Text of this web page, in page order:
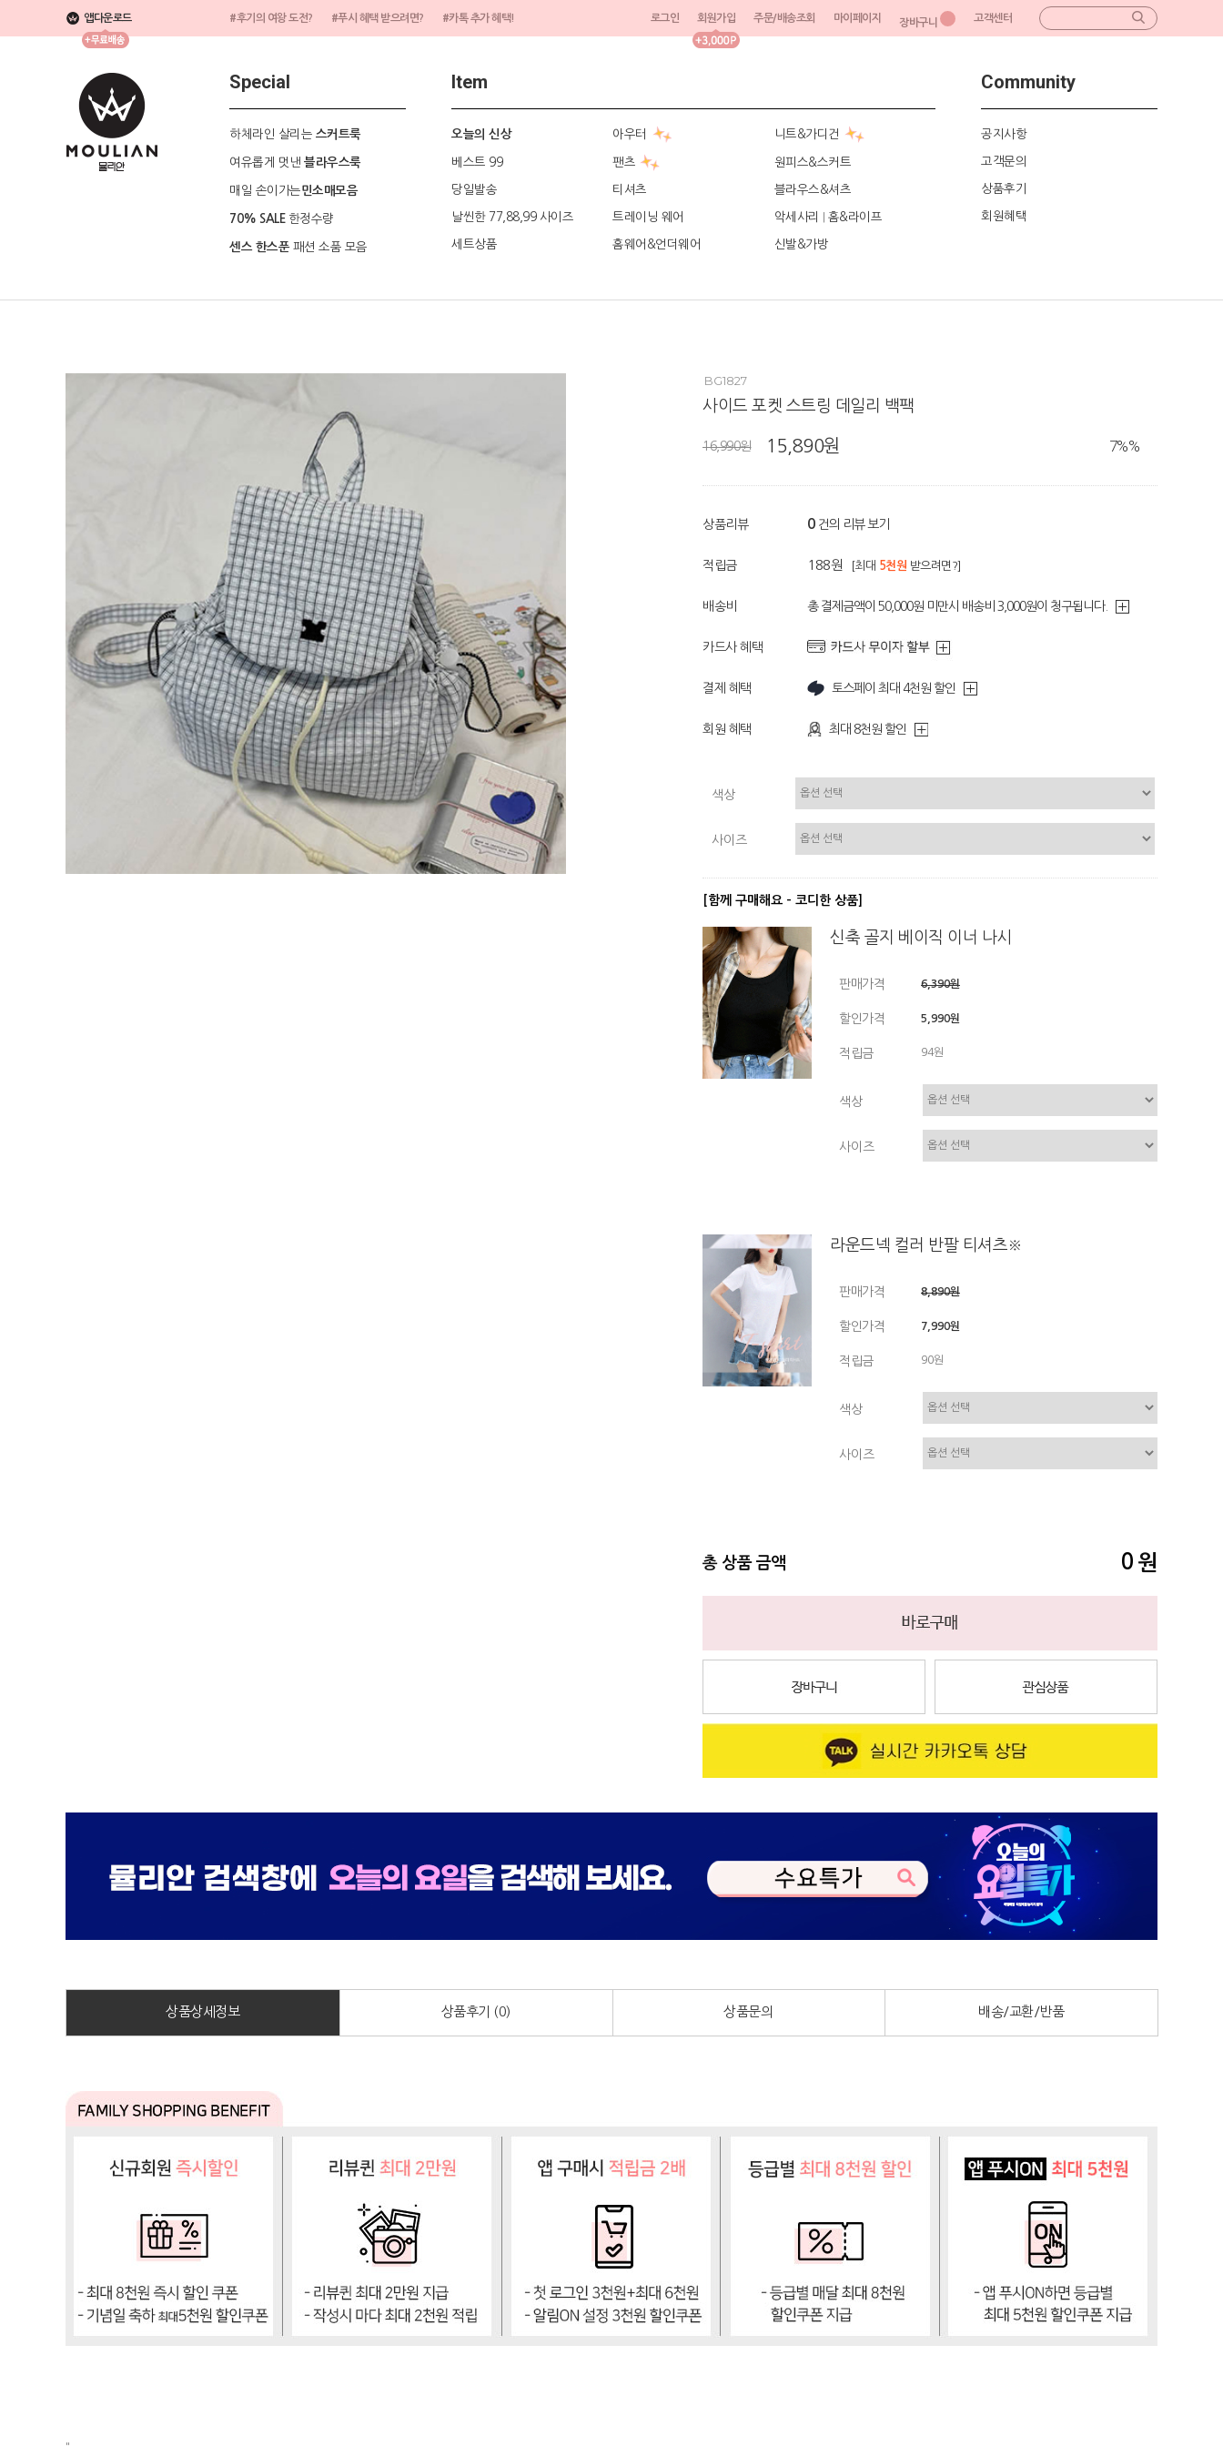
앱다운로드 #후기의 여왕 도전? #푸시 혜택 받으려면? #카톡 추가 혜택! 로그인 회원가입 주문/배송조회 마이페이지 장바구니 고객센터
Special
하체라인 살리는 스커트룩
여유롭게 멋낸 블라우스룩
매일 손이가는민소매모음
70% SALE 한정수량
센스 한스푼패션 소품 모음
Item
오늘의 신상 아우터 니트&가디건
베스트 99 팬츠 원피스&스커트
당일발송 티셔츠 블라우스&셔츠
날씬한 77,88,99 사이즈 트레이닝 웨어 악세사리 홈&라이프
세트상품 홈웨어&언더웨어 신발&가방
Community
공지사항
고객문의
상품후기
회원혜택
BG1827
사이드 포켓 스트링 데일리 백팩
16,990원 15,890원 7%%
상품리뷰 0 건의 리뷰 보기
적립금 188원 [최대 5천원 받으려면?]
배송비 총 결제금액이 50,000원 미만시 배송비 3,000원이 청구됩니다.
카드사 혜택
결제 혜택 토스페이 최대 4천원 할인
회원 혜택 최대 8천원 할인
색상
사이즈
[함께 구매해요 - 코디한 상품]
신축 골지 베이직 이너 나시
판매가격 6,390원
할인가격 5,990원
적립금 94원
색상
사이즈
라운드넥 컬러 반팔 티셔츠※
판매가격 8,890원
할인가격 7,990원
적립금 90원
색상
사이즈
총 상품 금액 0 원
상품상세정보 상품후기 (0) 상품문의 배송/교환/반품